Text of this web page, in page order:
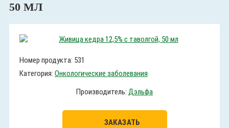
50 МЛ
Номер продукта: 531
Категория: Онкологические заболевания
Производитель: Дэльфа
ЗАКАЗАТЬ